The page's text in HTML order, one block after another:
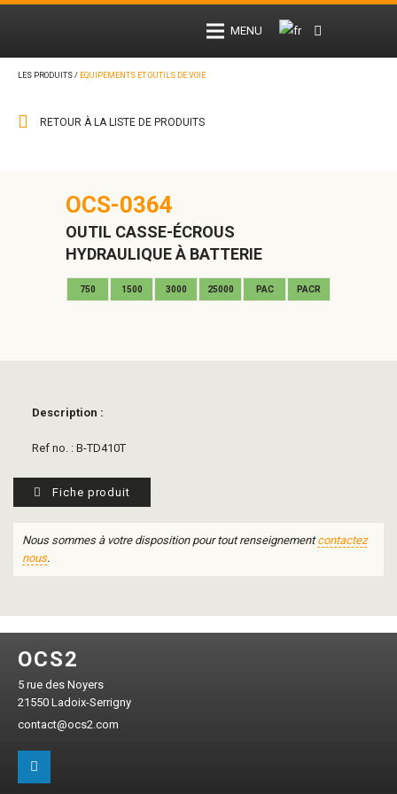
MENU
LES PRODUITS / EQUIPEMENTS ET OUTILS DE VOIE
RETOUR À LA LISTE DE PRODUITS
OCS-0364
OUTIL CASSE-ÉCROUS
HYDRAULIQUE À BATTERIE
750 1500 3000 25000 PAC PACR
Description :
Ref no. : B-TD410T
Fiche produit
Nous sommes à votre disposition pour tout renseignementcontactez
nous.
OCS2
5 rue des Noyers
21550 Ladoix-Serrigny
contact@ocs2.com